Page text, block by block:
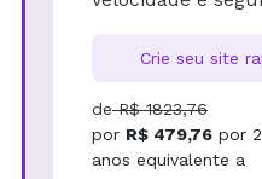
Crie seu site
de R$ 1823,76
por R$ 479,76 por 2
anos equivalente a